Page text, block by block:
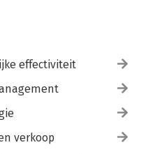
effectiviteit
verkoop